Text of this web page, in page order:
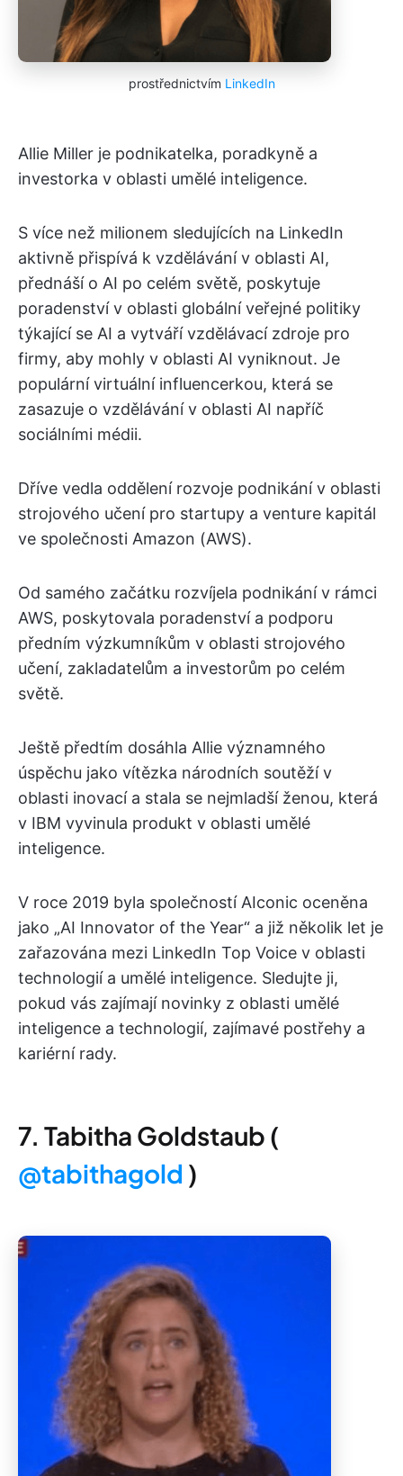
prostřednictvím LinkedIn
Allie Miller je podnikatelka, poradkyně a
investorka v oblasti umělé inteligence.
S více než milionem sledujících na LinkedIn
aktivně přispívá k vzdělávání v oblasti AI,
přednáší o AI po celém světě, poskytuje
poradenství v oblasti globální veřejné politiky
týkající se AI a vytváří vzdělávací zdroje pro
firmy, aby mohly v oblasti AI vyniknout. Je
populární virtuální influencerkou, která se
zasazuje o vzdělávání v oblasti AI napříč
sociálními médii.
Dříve vedla oddělení rozvoje podnikání v oblasti
strojového učení pro startupy a venture kapitál
ve společnosti Amazon (AWS).
Od samého začátku rozvíjela podnikání v rámci
AWS, poskytovala poradenství a podporu
předním výzkumníkům v oblasti strojového
učení, zakladatelům a investorům po celém
světě.
Ještě předtím dosáhla Allie významného
úspěchu jako vítězka národních soutěží v
oblasti inovací a stala se nejmladší ženou, která
v IBM vyvinula produkt v oblasti umělé
inteligence.
V roce 2019 byla společností AIconic oceněna
jako „AI Innovator of the Year“ a již několik let je
zařazována mezi LinkedIn Top Voice v oblasti
technologií a umělé inteligence. Sledujte ji,
pokud vás zajímají novinky z oblasti umělé
inteligence a technologií, zajímavé postřehy a
kariérní rady.
7. Tabitha Goldstaub (
@tabithagold )